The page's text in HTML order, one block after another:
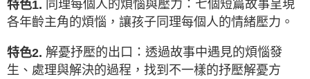
特色1. 同理每個人的煩惱與壓力：七個短篇故事呈現
各年齡主角的煩惱，讓孩子同理每個人的情緒壓力。
特色2. 解憂抒壓的出口：透過故事中遇見的煩惱發
生、處理與解決的過程，找到不一樣的抒壓解憂方